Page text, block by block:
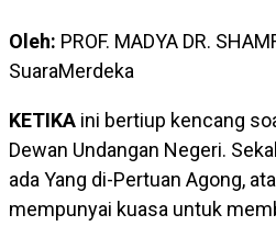
Oleh: PROF. MADYA DR.
SuaraMerdeka
KETIKA ini bertiup kencang
Dewan Undangan Negeri.
ada Yang di-Pertuan Agong,
mempunyai kuasa untuk